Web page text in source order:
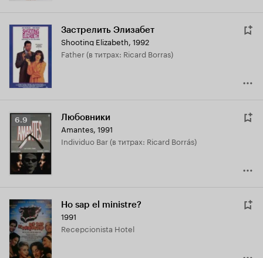
Застрелить Элизабет
Shooting Elizabeth, 1992
Father (в титрах: Ricard Borras)
Рейтинг
Кинопоиска
6.9
6.9 Любовники
Amantes, 1991
Individuo Bar (в титрах: Ricard Borrás)
Ho sap el ministre?
1991
Recepcionista Hotel